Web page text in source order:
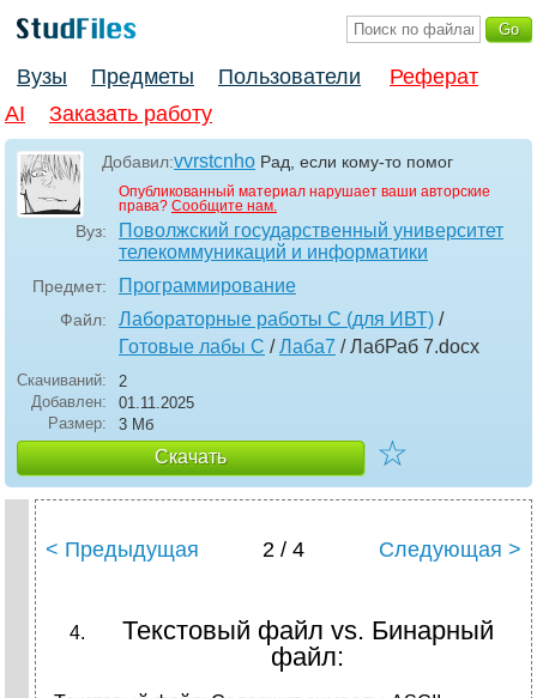
Вузы Предметы Пользователи
Реферат
AI
Заказать работу
Добавил:vvrstcnho Рад, если кому-то помог
Опубликованный материал нарушает ваши авторские
права? Сообщите нам.
Вуз:
Поволжский государственный университет
телекоммуникаций и информатики
Предмет: Программирование
Файл: Лабораторные работы С (для ИВТ) /
Готовые лабы С /Лаба7 / ЛабРаб 7.docx
Скачиваний:
2
Добавлен:
01.11.2025
Размер:
3 Мб
Скачать ☆
< Предыдущая 2 / 4 Следующая >
Текстовый файл vs. Бинарный
файл: